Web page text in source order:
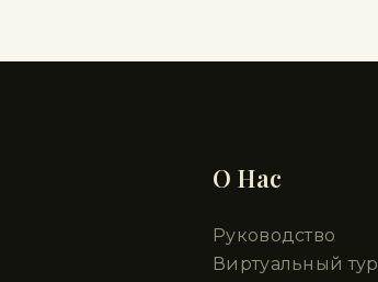
О Нас
Руководство
Виртуальный тур